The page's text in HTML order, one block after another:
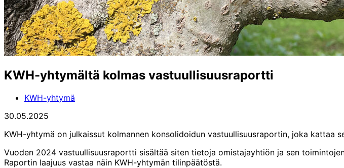
KWH-yhtymältä kolmas vastuullisuusraportti
KWH-yhtymä
30.05.2025
KWH-yhtymä on julkaissut kolmannen konsolidoidun vastuullisuusraportin, joka
Vuoden 2024 vastuullisuusraportti sisältää siten tietoja omistajayhtiön ja sen
Raportin laajuus vastaa näin KWH-yhtymän tilinpäätöstä.